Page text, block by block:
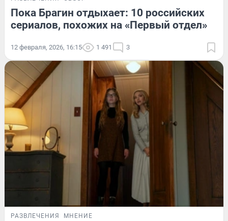
Пока Брагин отдыхает: 10 российских
сериалов, похожих на «Первый отдел»
12 февраля, 2026, 16:15 1 491 3
РАЗВЛЕЧЕНИЯ МНЕНИЕ